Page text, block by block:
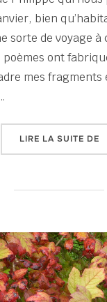
bien
sorte de voyage à
ont
mes fragments
LIRE LA SUITE DE«